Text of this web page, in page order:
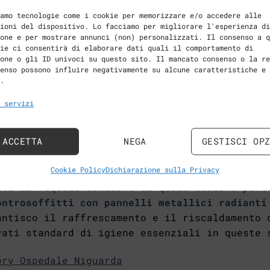
tecnologie come i cookie per memorizzare e/o accedere alle
del dispositivo. Lo facciamo per migliorare l'esperienza di
e per mostrare annunci (non) personalizzati. Il consenso a
ci consentirà di elaborare dati quali il comportamento di
o gli ID univoci su questo sito. Il mancato consenso o la
possono influire negativamente su alcune caratteristiche e
servizi
ACCETTA NEGA GESTISCI
Cookie PolicyDichiarazione sulla Privacy
e raffrescamento
: l’installazione
efficienti puòridurre i
a LED : l’utilizzo di sistemi di
energetici per l’illuminazione.
esempi di riqualificazione energetica di
ci siamo occupati di alcuni edifici
, inserito da Regione Lombardia tra i
di riqualificazione ai quali abbiamo
con pannelli metallici radianti
il raffrescamento e il
standard di igiene essenziali in queste
Ospedale Niguarda